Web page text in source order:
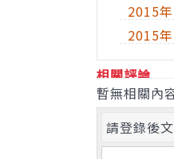
2015
2015
相關評論
暫無相關內
請登錄後